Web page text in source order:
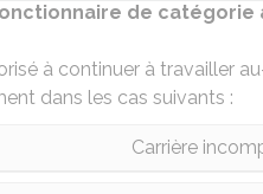
de
à continuer à travailler
dans les cas suivants :
Carrière